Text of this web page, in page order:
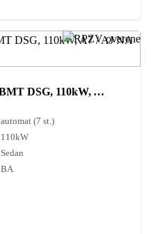
Volkswagen Passat 2.0 TDI BMT DSG, 110kW, A7 / AJ NA SPLÁTKY / PROTIÚČET /
automat (7 st.)
110kW
Sedan
BA